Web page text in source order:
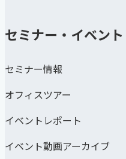
セミナー・イベント
セミナー情報
オフィスツアー
イベントレポート
イベント動画アーカイブ